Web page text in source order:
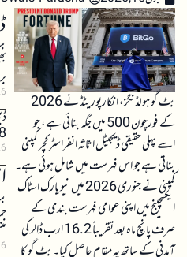
بٹ گو ہولڈنگز، انکارپوریٹڈ نے 2026
کے فورچون 500 میں جگہ بنائی ہے، جو
اسے پہلی حقیقی ڈیجیٹل اثاثہ انفراسٹرکچر کمپنی
بناتی ہے جو اس فہرست میں شامل ہوئی ہے۔
کمپنی نے جنوری 2026 میں نیو یارک اسٹاک
ایکسچینج میں اپنی عوامی فہرست بندی کے
صرف پانچ ماہ بعد تقریباً 16.2 ارب ڈالر کی
آمدنی کے ساتھ یہ مقام حاصل کیا۔ بٹ گو کا